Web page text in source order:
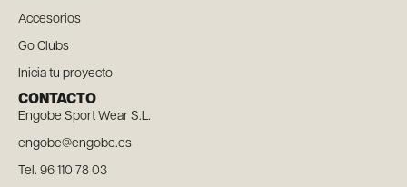
Accesorios
Go Clubs
Inicia tu proyecto
CONTACTO
Engobe Sport Wear S.L.
engobe@engobe.es
Tel. 96 110 78 03